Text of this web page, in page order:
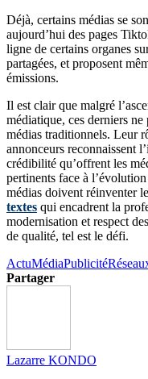
Déjà, certains médias se
aujourd’hui des pages
ligne de certains organes
partagées, et proposent
émissions.
Il est clair que malgré
médiatique, ces derniers
médias traditionnels. Leur
annonceurs reconnaissent
crédibilité qu’offrent les
pertinents face à
médias doivent réinventer
textes qui encadrent la
modernisation et respect
de qualité, tel est le défi.
ActuMédiaPublicité
Partager
Lazarre KONDO